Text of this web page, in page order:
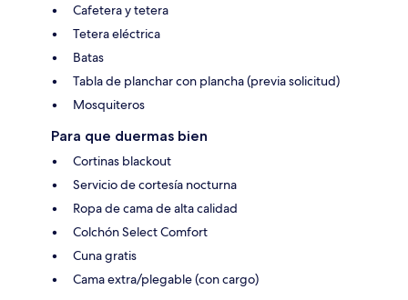
Cafetera y tetera
Tetera eléctrica
Batas
Tabla de planchar con plancha (previa solicitud)
Mosquiteros
Para que duermas bien
Cortinas blackout
Servicio de cortesía nocturna
Ropa de cama de alta calidad
Colchón Select Comfort
Cuna gratis
Cama extra/plegable (con cargo)